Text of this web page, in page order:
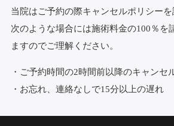
当院はご予約の際キャンセルポリシーを
次のような場合には施術料金の100％を
ますのでご理解ください。
・ご予約時間の2時間前以降のキャンセ
・お忘れ、連絡なしで15分以上の遅れ